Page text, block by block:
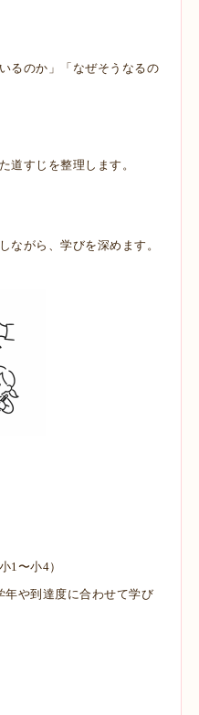
るのか」「なぜそうなるの
道すじを整理します。
ながら、学びを深めます。
1〜小4）
年や到達度に合わせて学び